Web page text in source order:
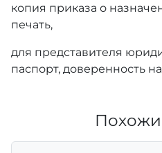
копия приказа о
печать,
для представителя
паспорт, доверенность